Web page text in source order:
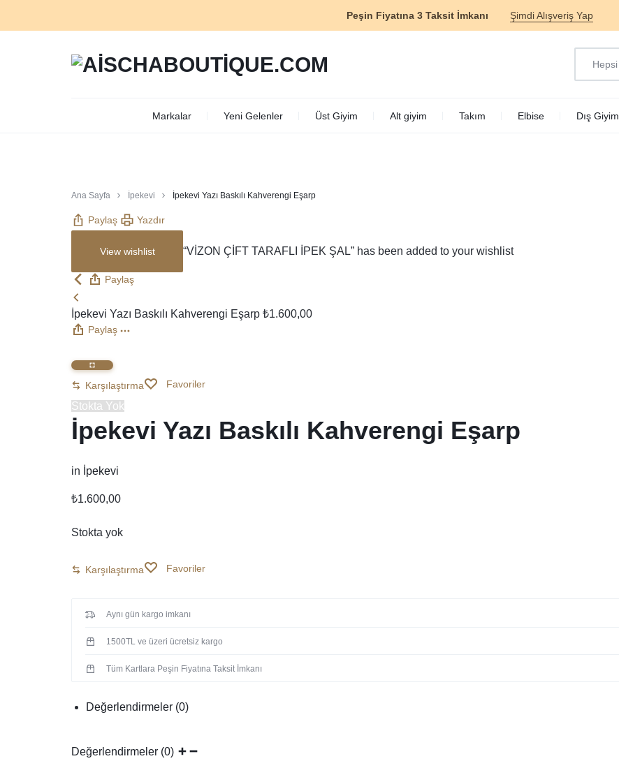
Peşin Fiyatına 3 Taksit İmkanı Şimdi Alışveriş Yap
Hepsi
Markalar Yeni Gelenler Üst Giyim Alt giyim Takım Elbise Dış Giyim
Ana Sayfa İpekevi İpekevi Yazı Baskılı Kahverengi Eşarp
Paylaş Yazdır
View wishlist “VİZON ÇİFT TARAFLI İPEK ŞAL” has been added to your wishlist
Paylaş
İpekevi Yazı Baskılı Kahverengi Eşarp ₺1.600,00
Paylaş
Karşılaştırma Favoriler
Stokta Yok
İpekevi Yazı Baskılı Kahverengi Eşarp
in İpekevi
₺1.600,00
Stokta yok
Karşılaştırma Favoriler
Aynı gün kargo imkanı
1500TL ve üzeri ücretsiz kargo
Tüm Kartlara Peşin Fiyatına Taksit İmkanı
Değerlendirmeler (0)
Değerlendirmeler (0)